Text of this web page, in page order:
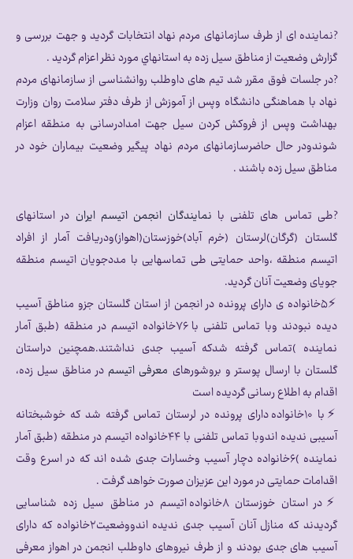
?نماینده ای از طرف سازمانهای مردم نهاد انتخابات گردید و جهت بررسی و
گزارش وضعیت از مناطق سیل زده به استانهاي مورد نظر اعزام گردید .
?در جلسات فوق مقرر شد تیم های داوطلب روانشناسی از سازمانهای مردم
نهاد با هماهنگی دانشگاه وپس از آموزش از طرف دفتر سلامت روان وزارت
بهداشت وپس از فروکش کردن سیل جهت امدادرسانی به منطقه اعزام
شوندودر حال حاضرسازمانهای مردم نهاد پیگیر وضعیت بیماران خود در
مناطق سیل زده باشند .
?طی تماس های تلفنی با نمایندگان انجمن اتیسم ایران در استانهای
گلستان (گرگان)لرستان (خرم آباد)خوزستان(اهواز)ودریافت آمار از افراد
اتیسم منطقه ،واحد حمایتی طی تماسهایی با مددجویان اتیسم منطقه
جویای وضعیت آنان گردید.
⚡۵خانواده ی دارای پرونده در انجمن از استان گلستان جزو مناطق آسیب
دیده نبودند وبا تماس تلفنی با ۷۶خانواده اتیسم در منطقه (طبق آمار
نماینده )تماس گرفته شدکه آسیب جدی نداشتند.همچنین دراستان
گلستان با ارسال پوستر و بروشورهای معرفی اتیسم در مناطق سیل زده،
اقدام به اطلاع رسانی گردیده است
⚡با ۱۰خانواده دارای پرونده در لرستان تماس گرفته شد که خوشبختانه
آسیبی ندیده اندوبا تماس تلفنی با ۴۴خانواده اتیسم در منطقه (طبق آمار
نماینده )۶خانواده دچار آسیب وخسارات جدی شده اند که در اسرع وقت
اقدامات حمایتی در مورد این عزیزان صورت خواهد گرفت .
⚡در استان خوزستان ۸خانواده اتیسم در مناطق سیل زده شناسایی
گردیدند که منازل آنان آسیب جدی ندیده اندووضعیت۲خانواده که دارای
آسیب های جدی بودند و از طرف نیروهای داوطلب انجمن در اهواز معرفی